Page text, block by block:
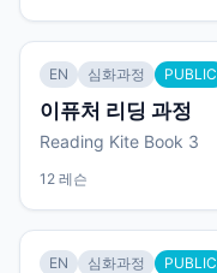
EN 심화과정 PUBLIC
이퓨처 리딩 과정
Reading Kite Book 3
12 레슨
EN 심화과정 PUBLIC